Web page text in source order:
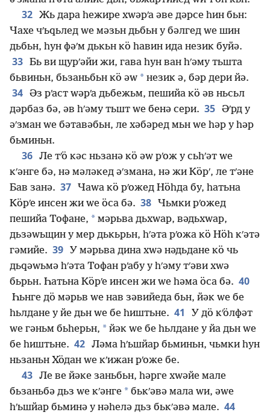
32 Жь дара һежире хԝәрʹа әве дәрсе һин бьн:
Чахе чʹьԛьлед ԝе мәзьн дьбьн у бәлгед ԝе шин
дьбьн, һун фәʹм дькьн кӧ һавин ида незик буйә.
33 Бь ви щурʹәйи жи, гава һун ван һʹәму тьшта
бьвиньн, бьзаньбьн кӧ әԝ * незик ә, бәр дери йә.
34 Әз рʹаст ԝәрʹа дьбежьм, пешийа кӧ әв ньсьл
дәрбаз бә, әв һʹәму тьшт ԝе бенә сери. 35 Әʹрд у
әʹзман ԝе бәтавәбьн, ле хәбәред мьн ԝе һәр у һәр
бьминьн.
36 Ле тʹӧ кәс ньзанә кӧ әԝ рʹож у сьһʹәт ԝе
кʹәнге бә, нә мәләкед әʹзмана, нә жи Кӧрʹ, ле тʹәне
Бав занә. 37
Чаԝа кӧ рʹожед Нӧһда бу, һатьна
Кӧрʹе инсен жи ԝе ӧса бә. 38
Чьмки рʹожед
пешийа Тофане, * мәрьва дьхԝар, вәдьхԝар,
дьзәԝьщин у мер дькьрьн, һʹәта рʹожа кӧ Нӧһ кʹәтә
гәмийе. 39
У мәрьва дина хԝә нәдьдане кӧ чь
дьԛәԝьмә һʹәта Тофан рʹабу у һʹәму тʹәви хԝә
бьрьн. Һатьна Кӧрʹе инсен жи ԝе һәма ӧса бә. 40
Һьнге дӧ мәрьв ԝе нав зәвийеда бьн, йәк ԝе бе
һьлдане у йе дьн ԝе бе һиштьне. 41
У дӧ кʹӧлфәт
ԝе гәньм бьһерьн, * йәк ԝе бе һьлдане у йа дьн ԝе
бе һиштьне. 42 Ләма һʹьшйар бьминьн, чьмки һун
ньзаньн Хӧдан ԝе кʹижан рʹоже бе.
43 Ле ве йәке заньбьн, һәрге хԝәйе мале
бьзаньбә дьз ԝе кʹәнге * бькʹәвә мала ԝи, әԝе
һʹьшйар бьминә у нәһелә дьз бькʹәвә мале. 44